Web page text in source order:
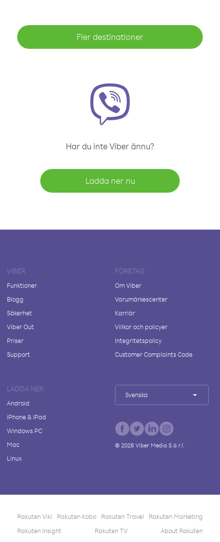
Fler destinationer
Har du inte Viber ännu?
Ladda ner nu
VIBER
Funktioner
Blogg
Säkerhet
Viber Out
Priser
Support
FÖRETAG
Om Viber
Varumärkescenter
Karriär
Villkor och policyer
Integritetspolicy
Customer Complaints Code
LADDA NER
Android
iPhone & iPad
Windows PC
Mac
Linux
Svenska
© 2026Viber Media S.à r.l.
Rakuten Viki Rakuten Kobo Rakuten Travel
Rakuten Marketing
Rakuten Insight
Rakuten TV About Rakuten